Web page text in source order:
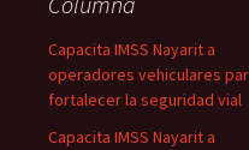
Capacita IMSS Nayarit a
operadores vehiculares
fortalecer la seguridad vial
Capacita IMSS Nayarit a